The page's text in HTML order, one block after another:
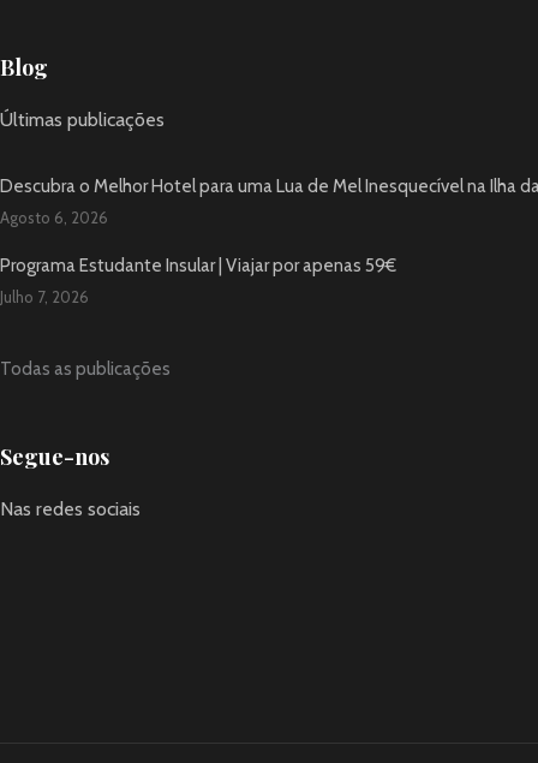
Blog
Últimas publicações
Descubra o Melhor Hotel para uma Lua de Mel Inesquecível na Ilha
Agosto 6, 2026
Programa Estudante Insular | Viajar por apenas 59€
Julho 7, 2026
Todas as publicações
Segue-nos
Nas redes sociais